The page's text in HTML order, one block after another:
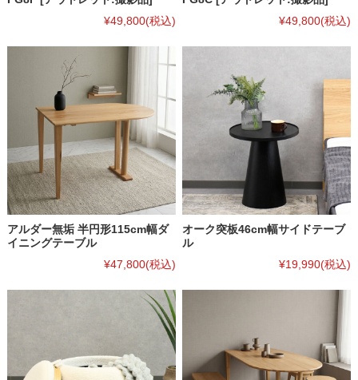
¥49,800(税込) ¥49,800(税込)
アルダー無垢 半円形115cm幅ダ
イニングテーブル
¥47,800(税込)
オーク突板46cm幅サイドテーブ
ル
¥19,990(税込)